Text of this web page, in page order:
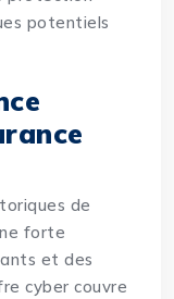
potentiels
de
forte
et des
cyber couvre